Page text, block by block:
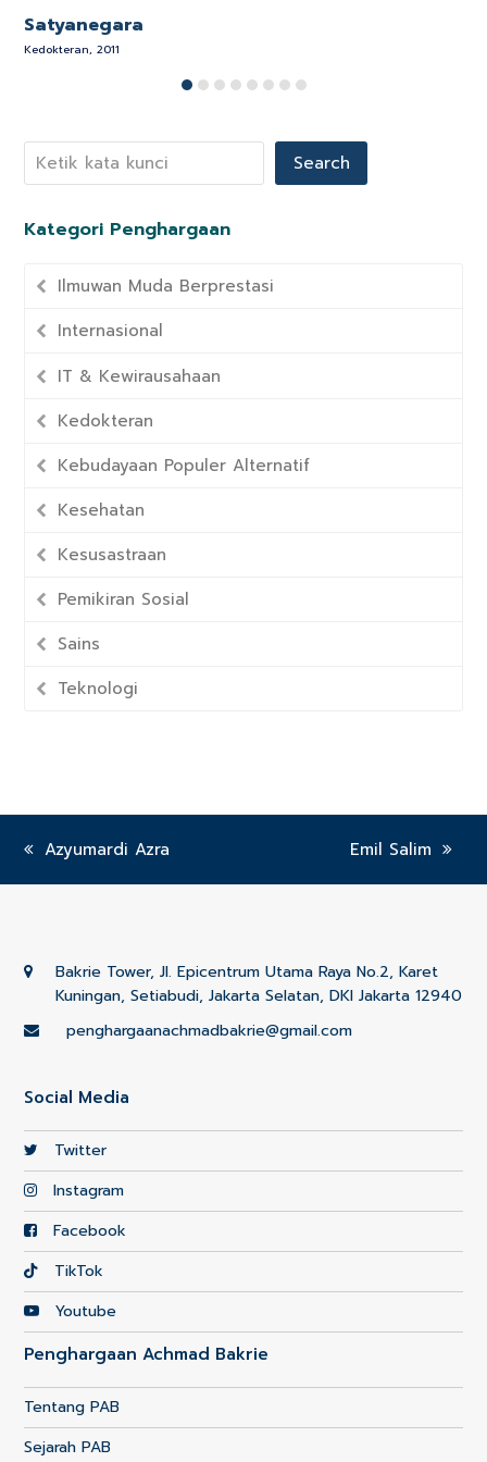
Satyanegara
Kedokteran, 2011
Search
Kategori Penghargaan
Ilmuwan Muda Berprestasi
Internasional
IT & Kewirausahaan
Kedokteran
Kebudayaan Populer Alternatif
Kesehatan
Kesusastraan
Pemikiran Sosial
Sains
Teknologi
previous
Azyumardi Azra
next
Emil Salim
Bakrie Tower, Jl. Epicentrum Utama Raya No.2, Karet
Kuningan, Setiabudi, Jakarta Selatan, DKI Jakarta 12940
penghargaanachmadbakrie@gmail.com
Social Media
Twitter
Instagram
Facebook
TikTok
Youtube
Penghargaan Achmad Bakrie
Tentang PAB
Sejarah PAB